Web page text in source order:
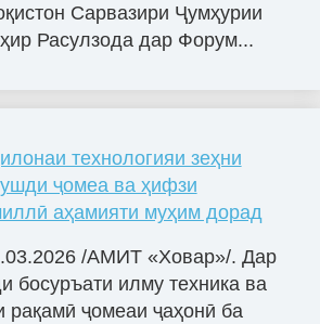
Сарвазири Ҷумҳурии
Расулзода дар Форум...
технологияи зеҳни
ҷомеа ва ҳифзи
аҳамияти муҳим дорад
/АМИТ «Ховар»/. Дар
босуръати илму техника ва
рақамӣ ҷомеаи ҷаҳонӣ ба